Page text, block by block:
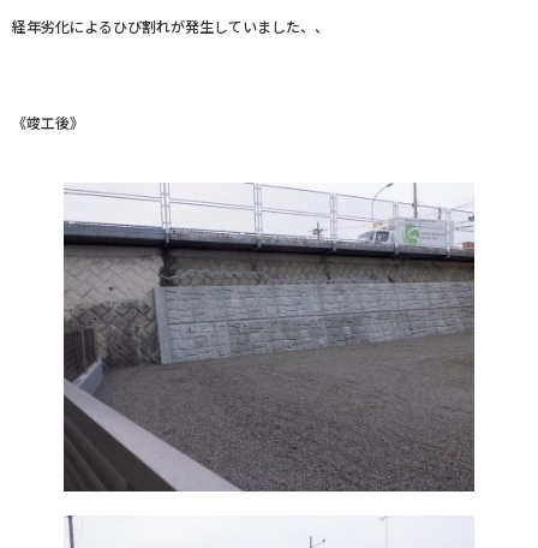
経年劣化によるひび割れが発生していました、、
《竣工後》